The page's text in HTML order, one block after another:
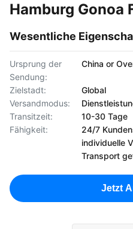
Hamburg Gonoa
Wesentliche
Ursprung der
Sendung:
China or
Zielstadt:
Global
Versandmodus:
Transitzeit:
10-30 Tage
Fähigkeit:
24/7
individuelle
Transport
Jetzt